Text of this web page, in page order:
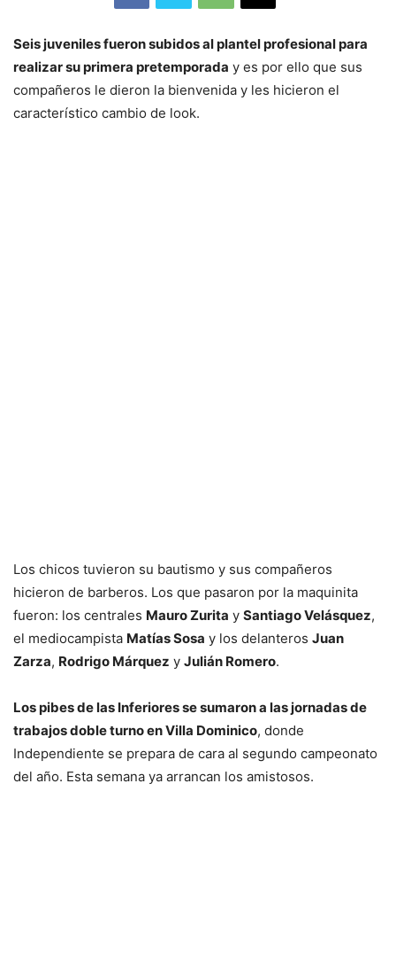
Seis juveniles fueron subidos al plantel profesional para
realizar su primera pretemporada y es por ello que sus
compañeros le dieron la bienvenida y les hicieron el
característico cambio de look.
Los chicos tuvieron su bautismo y sus compañeros
hicieron de barberos. Los que pasaron por la maquinita
fueron: los centrales Mauro Zurita y Santiago Velásquez,
el mediocampista Matías Sosa y los delanteros Juan
Zarza, Rodrigo Márquez y Julián Romero.
Los pibes de las Inferiores se sumaron a las jornadas de
trabajos doble turno en Villa Dominico, donde
Independiente se prepara de cara al segundo campeonato
del año. Esta semana ya arrancan los amistosos.